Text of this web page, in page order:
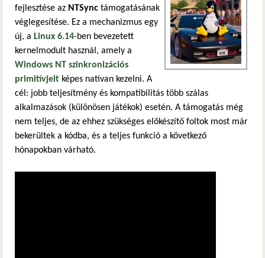
fejlesztése az NTSync támogatásának
véglegesítése. Ez a mechanizmus egy
új, a Linux 6.14-ben bevezetett
kernelmodult használ, amely a
Windows NT szinkronizációs
primitívjeit képes natívan kezelni. A
cél: jobb teljesítmény és kompatibilitás több szálas
alkalmazások (különösen játékok) esetén. A támogatás még
nem teljes, de az ehhez szükséges előkészítő foltok most már
bekerültek a kódba, és a teljes funkció a következő
hónapokban várható.